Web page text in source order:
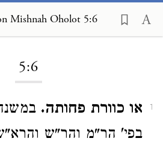
Mishnah Oholot 5:6
5:6
1 או כוורת פחותה.
בפי' הר"מ והר"ש